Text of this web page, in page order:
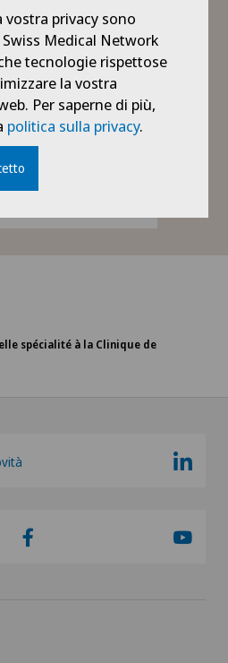
haut niveau, les sportifs
désireuses de maintenir
sain.
santé globale à travers
la compétition sportive
spécialité à la Clinique de
vostra privacy sono
Medical Network
tecnologie rispettose
la vostra
Per saperne di più,
politica sulla privacy.